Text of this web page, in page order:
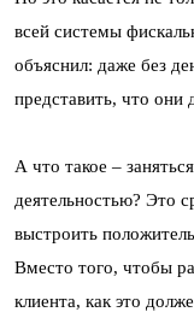
всей системы
объяснил: даже без
представить, что они
А что такое –
деятельностью? Это
выстроить
Вместо того, чтобы
клиента, как это